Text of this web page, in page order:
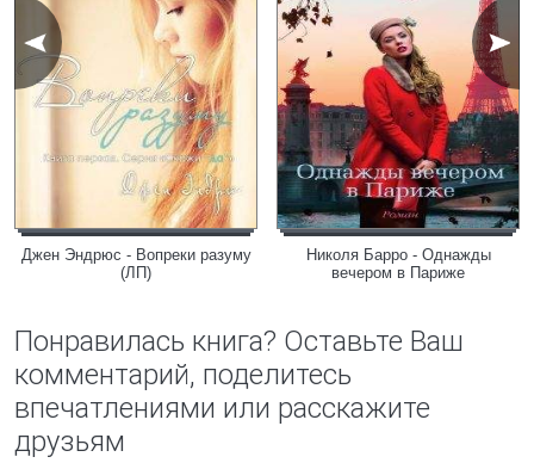
Джен Эндрюс - Вопреки разуму
(ЛП)
Николя Барро - Однажды
вечером в Париже
Понравилась книга? Оставьте Ваш
комментарий, поделитесь
впечатлениями или расскажите
друзьям